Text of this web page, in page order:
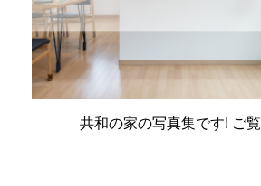
共和の家の写真集です! ご